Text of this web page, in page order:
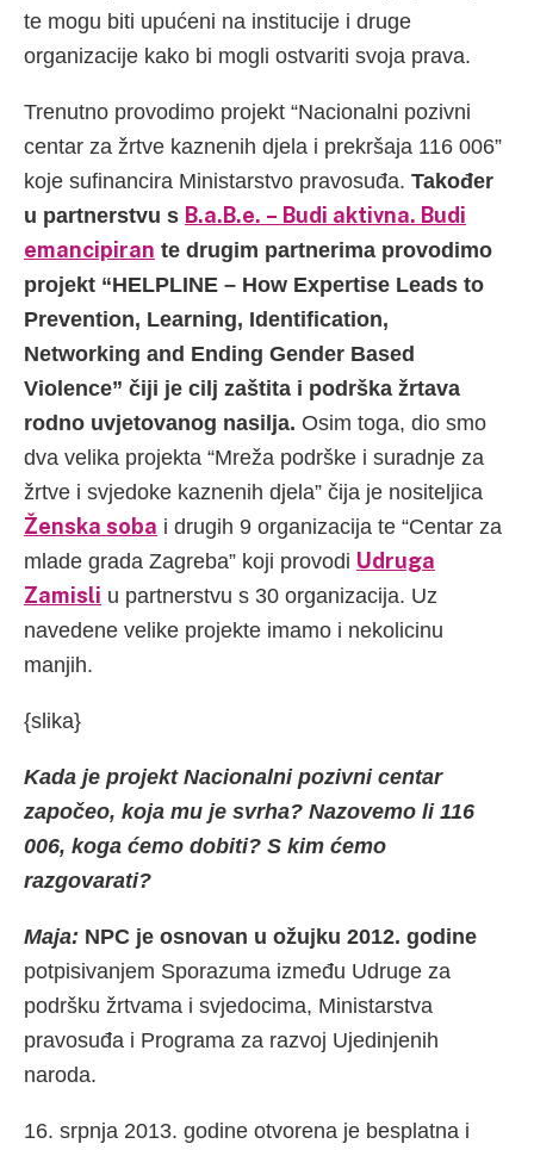
te mogu biti upućeni na institucije i druge
organizacije kako bi mogli ostvariti svoja prava.
Trenutno provodimo projekt “Nacionalni pozivni
centar za žrtve kaznenih djela i prekršaja 116 006”
koje sufinancira Ministarstvo pravosuđa. Također
u partnerstvu s B.a.B.e. – Budi aktivna. Budi
emancipiran te drugim partnerima provodimo
projekt “HELPLINE – How Expertise Leads to
Prevention, Learning, Identification,
Networking and Ending Gender Based
Violence” čiji je cilj zaštita i podrška žrtava
rodno uvjetovanog nasilja. Osim toga, dio smo
dva velika projekta “Mreža podrške i suradnje za
žrtve i svjedoke kaznenih djela” čija je nositeljica
Ženska soba i drugih 9 organizacija te “Centar za
mlade grada Zagreba” koji provodi Udruga
Zamisli u partnerstvu s 30 organizacija. Uz
navedene velike projekte imamo i nekolicinu
manjih.
{slika}
Kada je projekt Nacionalni pozivni centar
započeo, koja mu je svrha? Nazovemo li 116
006, koga ćemo dobiti? S kim ćemo
razgovarati?
Maja: NPC je osnovan u ožujku 2012. godine
potpisivanjem Sporazuma između Udruge za
podršku žrtvama i svjedocima, Ministarstva
pravosuđa i Programa za razvoj Ujedinjenih
naroda.
16. srpnja 2013. godine otvorena je besplatna i